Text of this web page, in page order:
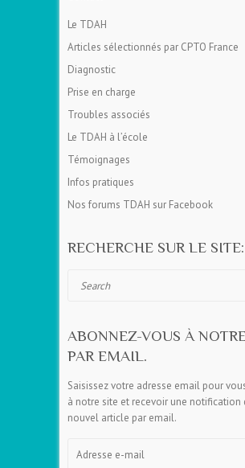
Le TDAH
Articles sélectionnés par CPTO France
Diagnostic
Prise en charge
Troubles associés
Le TDAH à l’école
Témoignages
Infos pratiques
Nos forums TDAH sur Facebook
RECHERCHE SUR LE SITE:
ABONNEZ-VOUS À
PAR EMAIL.
Saisissez votre adresse email pour
à notre site et recevoir une notification
nouvel article par email.